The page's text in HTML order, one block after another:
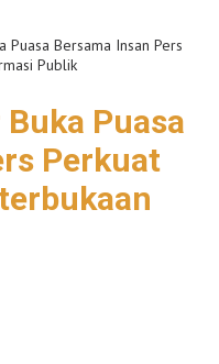
Puasa Bersama Insan Pers
Publik
Puasa
Perkuat